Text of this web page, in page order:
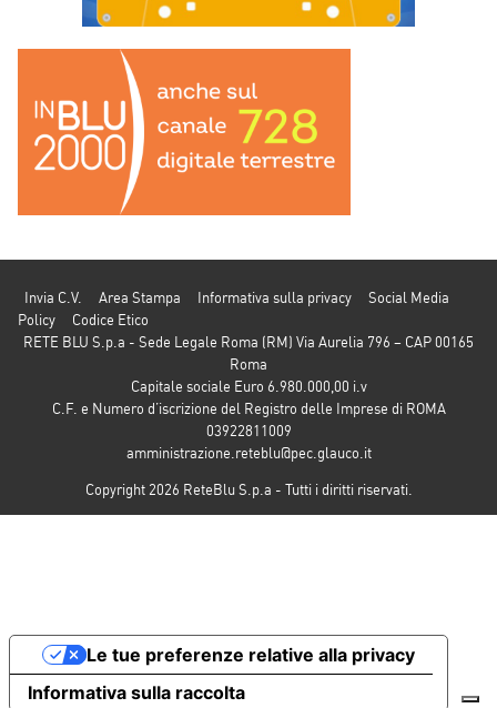
Invia C.V. Area Stampa Informativa sulla privacy
Social Media
Policy
Codice Etico
RETE BLU S.p.a - Sede Legale Roma (RM) Via Aurelia 796 – CAP 00165
Roma
Capitale sociale Euro 6.980.000,00 i.v
C.F. e Numero d’iscrizione del Registro delle Imprese di ROMA
03922811009
amministrazione.reteblu@pec.glauco.it
Copyright 2026 ReteBlu S.p.a - Tutti i diritti riservati.
Informativa sulla raccolta
Le tue preferenze relative alla privacy